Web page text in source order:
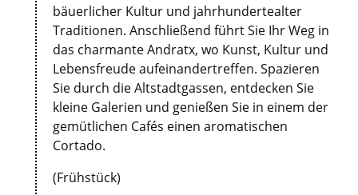
bäuerlicher Kultur und jahrhundertealter
Traditionen. Anschließend führt Sie Ihr Weg in
das charmante Andratx, wo Kunst, Kultur und
Lebensfreude aufeinandertreffen. Spazieren
Sie durch die Altstadtgassen, entdecken Sie
kleine Galerien und genießen Sie in einem der
gemütlichen Cafés einen aromatischen
Cortado.
(Frühstück)